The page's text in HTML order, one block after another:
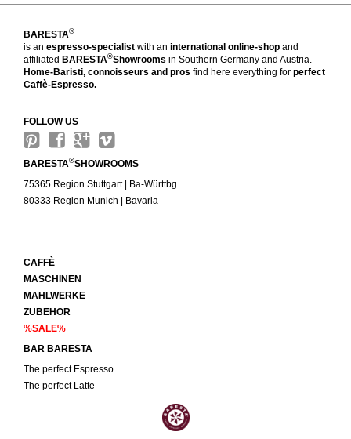
BARESTA®
is an espresso-specialist with an international online-shop and
affiliated BARESTA®Showrooms in Southern Germany and Austria.
Home-Baristi, connoisseurs and pros find here everything for perfect
Caffè-Espresso.
FOLLOW US
BARESTA®SHOWROOMS
75365 Region Stuttgart | Ba-Württbg.
80333 Region Munich | Bavaria
CAFFÈ
MASCHINEN
MAHLWERKE
ZUBEHÖR
%SALE%
BAR BARESTA
The perfect Espresso
The perfect Latte